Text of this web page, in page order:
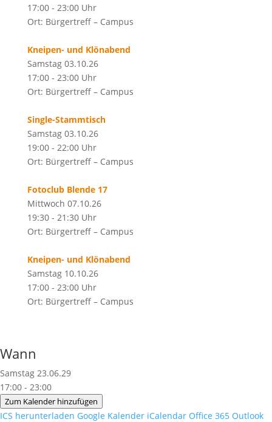
17:00 - 23:00 Uhr
Ort: Bürgertreff – Campus
Kneipen- und Klönabend
Samstag 03.10.26
17:00 - 23:00 Uhr
Ort: Bürgertreff – Campus
Single-Stammtisch
Samstag 03.10.26
19:00 - 22:00 Uhr
Ort: Bürgertreff – Campus
Fotoclub Blende 17
Mittwoch 07.10.26
19:30 - 21:30 Uhr
Ort: Bürgertreff – Campus
Kneipen- und Klönabend
Samstag 10.10.26
17:00 - 23:00 Uhr
Ort: Bürgertreff – Campus
Wann
Samstag 23.06.29
17:00 - 23:00
Zum Kalender hinzufügen
ICS herunterladen Google Kalender iCalendar Office 365 Outlook